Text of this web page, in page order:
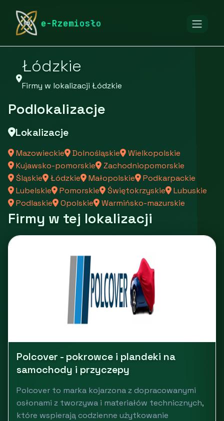
e-Rzemiosło
rymarstwo-poznan.pl
Łódzkie
Firmy w lokalizacji Łódzkie
Podlokalizacje
Lokalizacje
Mazowieckie Dolnośląskie
Wielkopolskie
Kujawsko-pomorskie
Zachodniopomorskie
Śląskie
Łódzkie Małopolskie
Podkarpackie
Lubelskie
Pomorskie Świętokrzyskie
Lubuskie
Podlaskie
Opolskie Warmińsko-mazurskie
Firmy w tej lokalizacji
Polcover - pokrowce i plandeki na
samochody i przyczepy
Polcover to marka kojarzona z dopracowanymi
osłonami z tworzywa i materiałów technicznych,
które wspierają codzienne użytkowanie